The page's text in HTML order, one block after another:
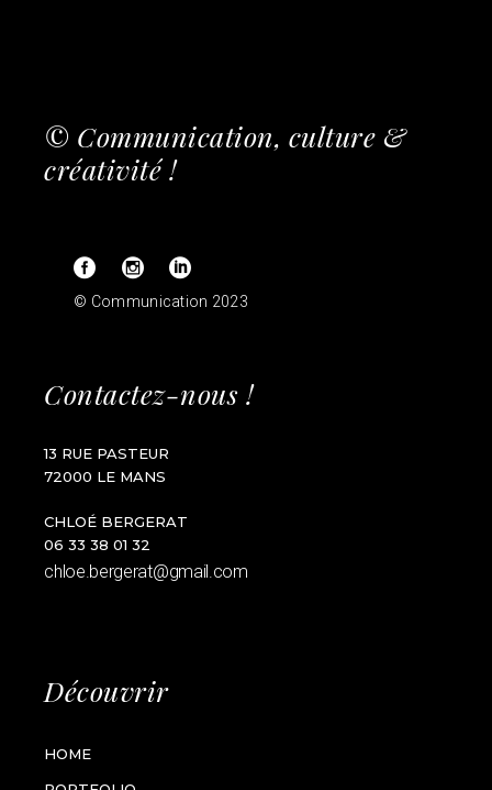
© Communication, culture &
créativité !
© Communication 2023
Contactez-nous !
13 RUE PASTEUR
72000 LE MANS
CHLOÉ BERGERAT
06 33 38 01 32
chloe.bergerat@gmail.com
Découvrir
HOME